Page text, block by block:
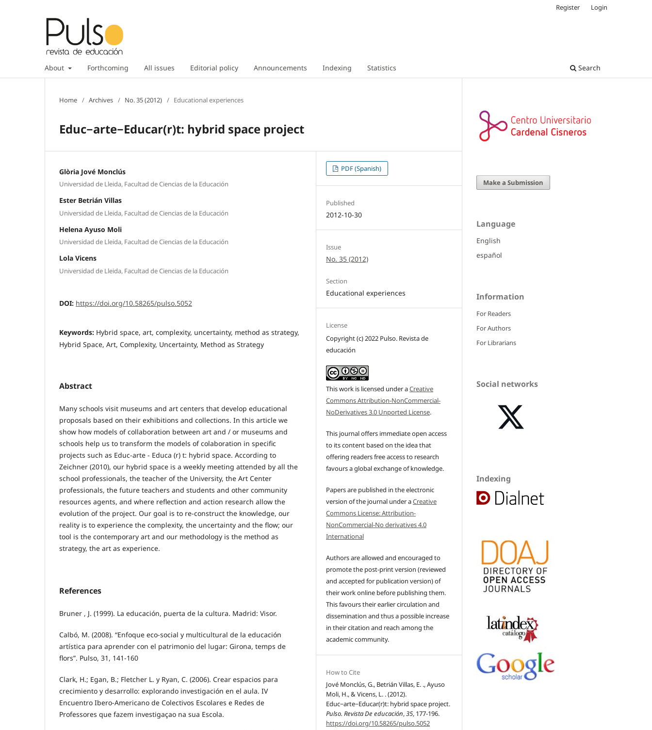
About Forthcoming All issues Editorial policy Announcements Indexing Statistics Search
Register Login
Home / Archives / No. 35 (2012) / Educational experiences
Educ−arte−Educar(r)t: hybrid space project
Glòria Jové Monclús
Universidad de Lleida, Facultad de Ciencias de la Educación
Ester Betrián Villas
Universidad de Lleida, Facultad de Ciencias de la Educación
Helena Ayuso Moli
Universidad de Lleida, Facultad de Ciencias de la Educación
Lola Vicens
Universidad de Lleida, Facultad de Ciencias de la Educación
DOI: https://doi.org/10.58265/pulso.5052
Keywords: Hybrid space, art, complexity, uncertainty, method as strategy,
Hybrid Space, Art, Complexity, Uncertainty, Method as Strategy
Abstract
Many schools visit museums and art centers that develop educational
proposals based on their exhibitions and collections. In this article we
show how models of collaboration between art and / or museums and
schools help us to transform the models of colaboration in specific
projects such as Educ-arte - Educa (r) t: hybrid space. According to
Zeichner (2010), our hybrid space is a weekly meeting attended by all the
school professionals, the teacher of the University, the Art Center
professionals, the future teachers and students and other community
resources agents, and where reflection and action research allow the
evolution of the project. Our goal is to re-construct the knowledge, our
reality is to experience the complexity, the uncertainty and the flow; our
tool is the contemporary art and our methodology is the method as
strategy, the art as experience.
References
Bruner , J. (1999). La educación, puerta de la cultura. Madrid: Visor.
Calbó, M. (2008). “Enfoque eco-social y multicultural de la educación
artística para aprender con el patrimonio del lugar: Girona, temps de
flors”. Pulso, 31, 141-160
Clark, H.; Egan, B.; Fletcher L. y Ryan, C. (2006). Crear espacios para
crecimiento y desarrollo: explorando investigación en el aula. IV
Encuentro Ibero-Americano de Colectivos Escolares e Redes de
Professores que fazem investigaçao na sua Escola.
PDF (Spanish)
Published
2012-10-30
Issue
No. 35 (2012)
Section
Educational experiences
License
Copyright (c) 2022 Pulso. Revista de
educación
This work is licensed under aCreative
Commons Attribution-NonCommercial-
NoDerivatives 3.0 Unported License.
This journal offers immediate open access
to its content based on the idea that
offering readers free access to research
favours a global exchange of knowledge.
Papers are published in the electronic
version of the journal under aCreative
Commons License: Attribution-
NonCommercial-No derivatives 4.0
International
Authors are allowed and encouraged to
promote the post-print version (reviewed
and accepted for publication version) of
their work online before publishing them.
This favours their earlier circulation and
dissemination and thus a possible increase
in their citation and reach among the
academic community.
How to Cite
Jové Monclús, G., Betrián Villas, E. ., Ayuso
Moli, H., & Vicens, L. . (2012).
Educ−arte−Educar(r)t: hybrid space project.
Pulso. Revista De educación,35, 177-196.
https://doi.org/10.58265/pulso.5052
Make a Submission
Language
English
español
Information
For Readers
For Authors
For Librarians
Social networks
Indexing